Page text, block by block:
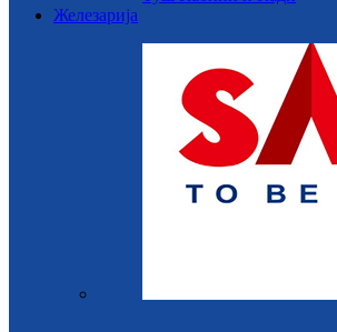
Железарија